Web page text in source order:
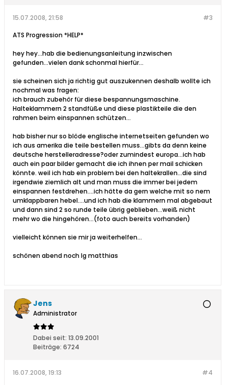
#3
15.07.2008, 21:58
ATS Progression *HELP*
hey hey...hab die bedienungsanleitung inzwischen
gefunden...vielen dank schonmal hierfür...
sie scheinen sich ja richtig gut auszukennen deshalb wollte ich
nochmal was fragen:
ich brauch zubehör für diese bespannungsmaschine.
Halteklammern 2 standfüße und diese plastikteile die den
rahmen beim einspannen schützen...
hab bisher nur so blöde englische internetseiten gefunden wo
ich aus amerika die teile bestellen muss...gibts da denn keine
deutsche herstelleradresse?oder zumindest europa...ich hab
auch ein paar bilder gemacht die ich ihnen per mail schicken
könnte. weil ich hab ein problem bei den haltekrallen...die sind
irgendwie ziemlich alt und man muss die immer bei jedem
einspannen festdrehen....ich hätte da gern welche mit so nem
umklappbaren hebel....und ich hab die klammern mal abgebaut
und dann sind 2 so runde teile übrig geblieben...weiß nicht
mehr wo die hingehören...(foto auch bereits vorhanden)
vielleicht können sie mir ja weiterhelfen...
schönen abend noch lg matthias
Jens
Administrator
Dabei seit: 13.09.2001
Beiträge: 6724
#4
16.07.2008, 19:13